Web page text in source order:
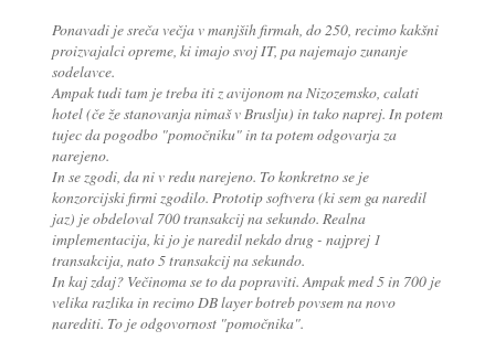
Ponavadi je sreča večja v manjših firmah, do 250, recimo kakšni
proizvajalci opreme, ki imajo svoj IT, pa najemajo zunanje
sodelavce.
Ampak tudi tam je treba iti z avijonom na Nizozemsko, calati
hotel (če že stanovanja nimaš v Bruslju) in tako naprej. In potem
tujec da pogodbo "pomočniku" in ta potem odgovarja za
narejeno.
In se zgodi, da ni v redu narejeno. To konkretno se je
konzorcijski firmi zgodilo. Prototip softvera (ki sem ga naredil
jaz) je obdeloval 700 transakcij na sekundo. Realna
implementacija, ki jo je naredil nekdo drug - najprej 1
transakcija, nato 5 transakcij na sekundo.
In kaj zdaj? Večinoma se to da popraviti. Ampak med 5 in 700 je
velika razlika in recimo DB layer botreb povsem na novo
narediti. To je odgovornost "pomočnika".